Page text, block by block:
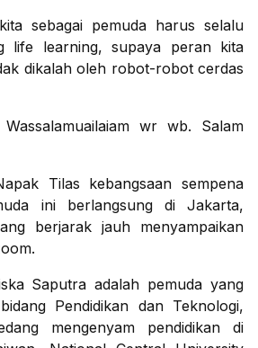
sebagai pemuda harus selalu
life learning, supaya peran kita
dikalah oleh robot-robot cerdas
wr wb. Salam
Tilas kebangsaan sempena
ini berlangsung di Jakarta,
berjarak jauh menyampaikan
Saputra adalah pemuda yang
Pendidikan dan Teknologi,
mengenyam pendidikan di